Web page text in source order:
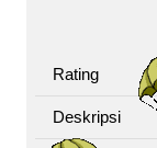
Rating
Deskripsi